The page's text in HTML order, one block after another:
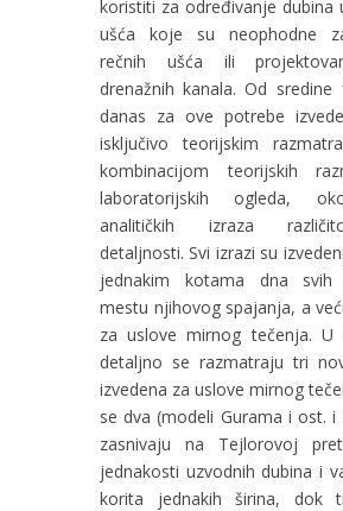
koristiti za određivanje dubina
ušća koje su neophodne
rečnih ušća ili
drenažnih kanala. Od sredine
danas za ove potrebe
isključivo teorijskim
kombinacijom teorijskih
laboratorijskih ogleda,
analitičkih izraza
detaljnosti. Svi izrazi su
jednakim kotama dna svih
mestu njihovog spajanja, a
za uslove mirnog tečenja. U
detaljno se razmatraju tri
izvedena za uslove mirnog
se dva (modeli Gurama i ost. i
zasnivaju na Tejlorovoj
jednakosti uzvodnih dubina i
korita jednakih širina, dok